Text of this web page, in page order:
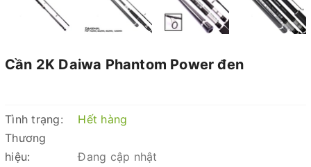
Cần 2K Daiwa Phantom Power đen
Tình trạng:
Hết hàng
Thương
hiệu:
Đang cập nhật